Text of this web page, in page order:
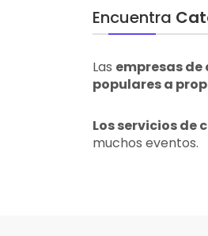
Encuentra
Las empresas
populares a
Los servicios de
muchos eventos.